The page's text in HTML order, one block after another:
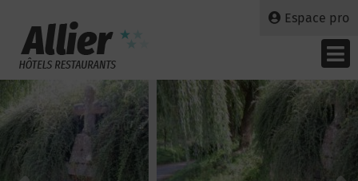
Espace pro